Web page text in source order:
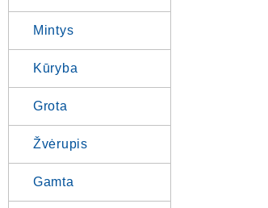
Mintys
Kūryba
Grota
Žvėrupis
Gamta